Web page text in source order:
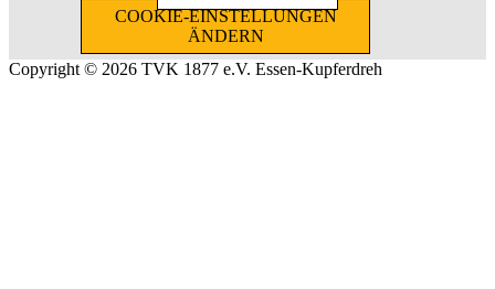
COOKIE-EINSTELLUNGEN
ÄNDERN
Copyright © 2026 TVK 1877 e.V. Essen-Kupferdreh